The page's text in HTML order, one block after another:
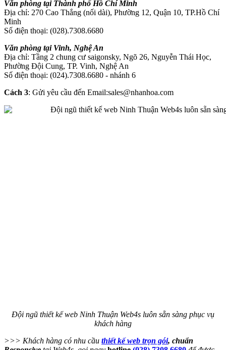
Văn phòng tại Thành phố Hồ Chí Minh
Địa chỉ: 270 Cao Thắng (nối dài), Phường 12, Quận 10, TP.Hồ Chí
Minh
Số điện thoại: (028).7308.6680
Văn phòng tại Vinh, Nghệ An
Địa chỉ: Tầng 2 chung cư saigonsky, Ngõ 26, Nguyễn Thái Học,
Phường Đội Cung, TP. Vinh, Nghệ An
Số điện thoại: (024).7308.6680 - nhánh 6
Cách 3: Gửi yêu cầu đến Email:sales@nhanhoa.com
Đội ngũ thiết kế web Ninh Thuận Web4s luôn sẵn sàng phục vụ
khách hàng
>>> Khách hàng có nhu cầu thiết kế web trọn gói, chuẩn